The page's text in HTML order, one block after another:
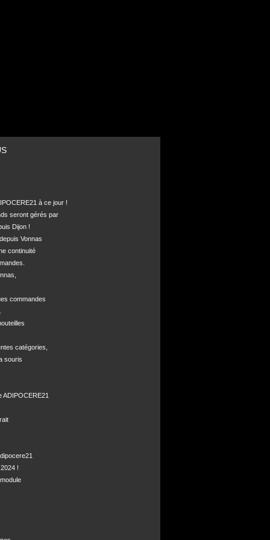
à ce jour !
seront gérés par
Dijon !
Vonnas
continuité
commandes
catégories,
souris
ADIPOCERE21
!